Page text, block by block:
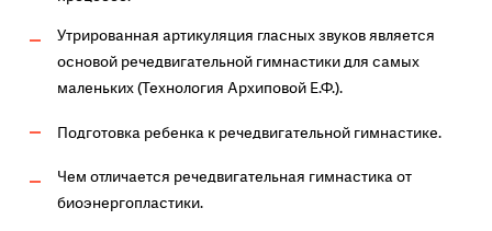
Утрированная артикуляция гласных звуков является
основой речедвигательной гимнастики для самых
маленьких (Технология Архиповой Е.Ф.).
Подготовка ребенка к речедвигательной гимнастике.
Чем отличается речедвигательная гимнастика от
биоэнергопластики.